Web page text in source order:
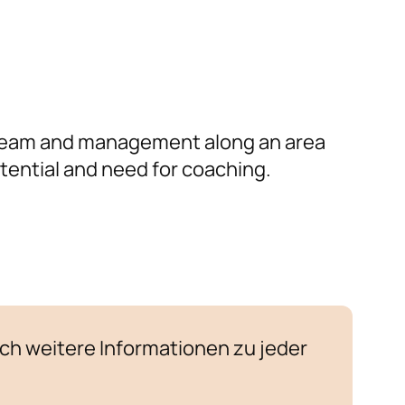
and management along an area
and need for coaching.
weitere Informationen zu jeder